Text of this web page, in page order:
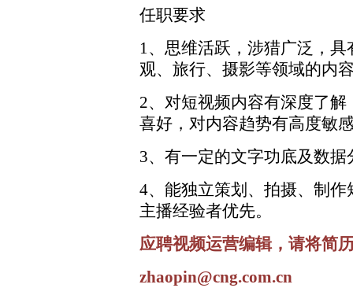
任职要求
1、思维活跃，涉猎广泛，
观、旅行、摄影等领域的内
2、对短视频内容有深度了
喜好，对内容趋势有高度敏
3、有一定的文字功底及数
4、能独立策划、拍摄、制
主播经验者优先。
应聘视频运营编辑，请将简
zhaopin@cng.com.cn